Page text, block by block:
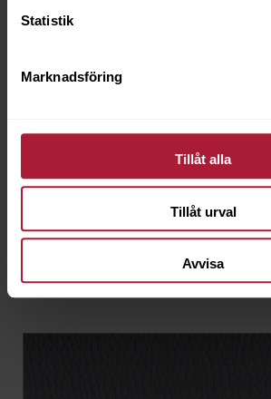
Statistik
Marknadsföring
Tillåt alla
Tillåt urval
Avvisa
Artikeln är utgående